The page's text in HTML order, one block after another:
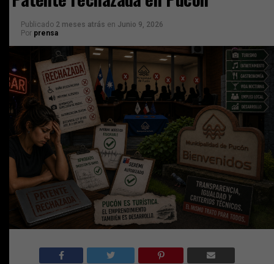
Publicado 2 meses atrás en Junio 9, 2026
Por prensa